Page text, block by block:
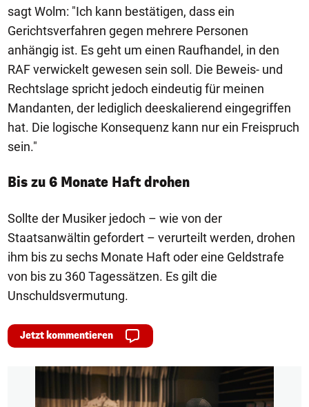
sagt Wolm: "Ich kann bestätigen, dass ein
Gerichtsverfahren gegen mehrere Personen
anhängig ist. Es geht um einen Raufhandel, in den
RAF verwickelt gewesen sein soll. Die Beweis- und
Rechtslage spricht jedoch eindeutig für meinen
Mandanten, der lediglich deeskalierend eingegriffen
hat. Die logische Konsequenz kann nur ein Freispruch
sein."
Bis zu 6 Monate Haft drohen
Sollte der Musiker jedoch – wie von der
Staatsanwältin gefordert – verurteilt werden, drohen
ihm bis zu sechs Monate Haft oder eine Geldstrafe
von bis zu 360 Tagessätzen. Es gilt die
Unschuldsvermutung.
Jetzt kommentieren
1/5